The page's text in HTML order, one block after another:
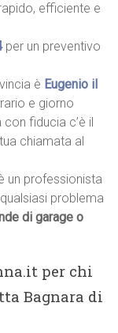
efficiente e
per un preventivo
è Eugenio il
e giorno
fiducia c’è il
chiamata al
un professionista
problema
di garage o
per chi
Bagnara di